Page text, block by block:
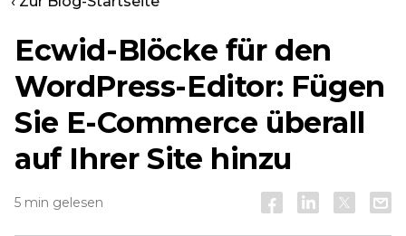
Ecwid-Blöcke für den
WordPress-Editor: Fügen
Sie E-Commerce überall
auf Ihrer Site hinzu
5 min gelesen